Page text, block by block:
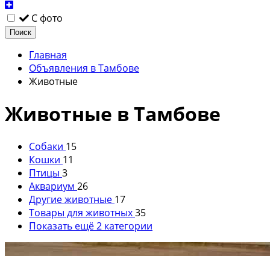
С фото
Поиск
Главная
Объявления в Тамбове
Животные
Животные в Тамбове
Собаки 15
Кошки 11
Птицы 3
Аквариум 26
Другие животные 17
Товары для животных35
Показать ещё 2 категории